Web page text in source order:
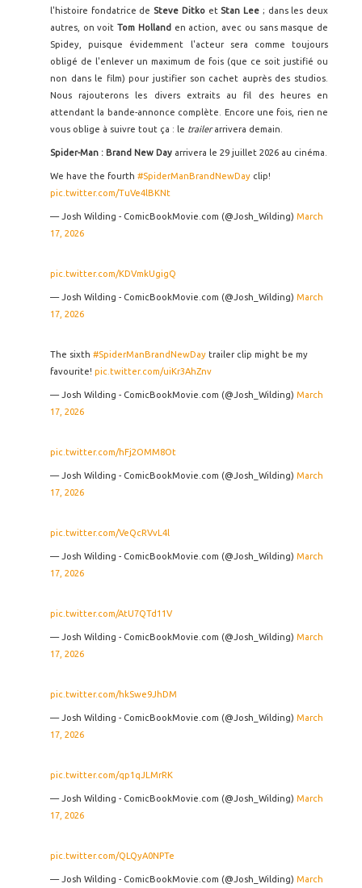
l'histoire fondatrice de Steve Ditko et Stan Lee ; dans les deux
autres, on voitTom Holland en action, avec ou sans masque de
Spidey, puisque évidemment l'acteur sera comme toujours
obligé de l'enlever un maximum de fois (que ce soit justifié ou
non dans le film) pour justifier son cachet auprès des studios.
Nous rajouterons les divers extraits au fil des heures en
attendant la bande-annonce complète. Encore une fois, rien ne
vous oblige à suivre tout ça : le trailerarrivera demain.
Spider-Man : Brand New Day arrivera le 29 juillet 2026 au cinéma.
We have the fourth #SpiderManBrandNewDay clip!
pic.twitter.com/TuVe4lBKNt
— Josh Wilding - ComicBookMovie.com (@Josh_Wilding) March
17, 2026
pic.twitter.com/KDVmkUgigQ
— Josh Wilding - ComicBookMovie.com (@Josh_Wilding) March
17, 2026
The sixth #SpiderManBrandNewDay trailer clip might be my
favourite! pic.twitter.com/uiKr3AhZnv
— Josh Wilding - ComicBookMovie.com (@Josh_Wilding) March
17, 2026
pic.twitter.com/hFj2OMM8Ot
— Josh Wilding - ComicBookMovie.com (@Josh_Wilding) March
17, 2026
pic.twitter.com/VeQcRVvL4l
— Josh Wilding - ComicBookMovie.com (@Josh_Wilding) March
17, 2026
pic.twitter.com/AtU7QTd11V
— Josh Wilding - ComicBookMovie.com (@Josh_Wilding) March
17, 2026
pic.twitter.com/hkSwe9JhDM
— Josh Wilding - ComicBookMovie.com (@Josh_Wilding) March
17, 2026
pic.twitter.com/qp1qJLMrRK
— Josh Wilding - ComicBookMovie.com (@Josh_Wilding) March
17, 2026
pic.twitter.com/QLQyA0NPTe
— Josh Wilding - ComicBookMovie.com (@Josh_Wilding) March